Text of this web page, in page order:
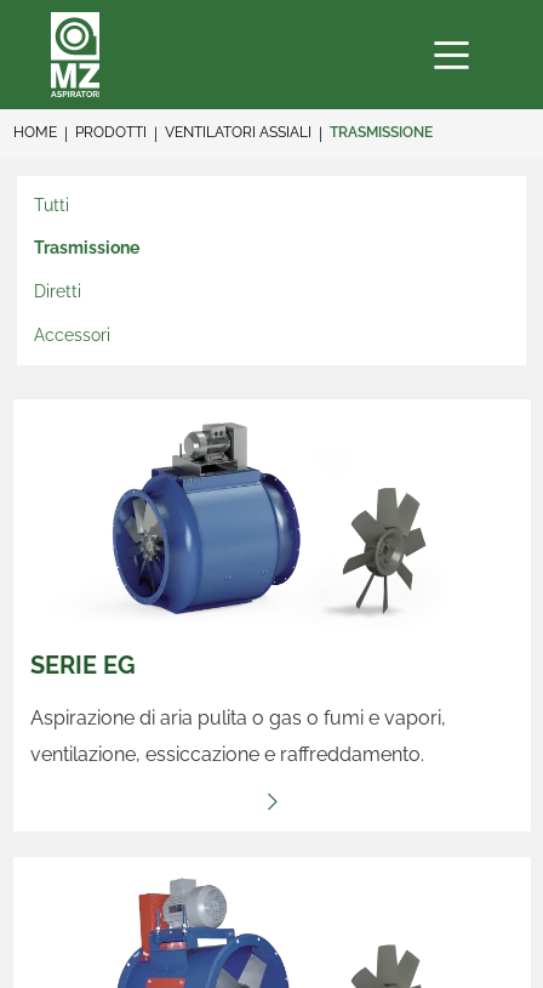
HOME PRODOTTI VENTILATORI ASSIALI TRASMISSIONE
Tutti
Trasmissione
Diretti
Accessori
SERIE EG
Aspirazione di aria pulita o gas o fumi e vapori,
ventilazione, essiccazione e raffreddamento.